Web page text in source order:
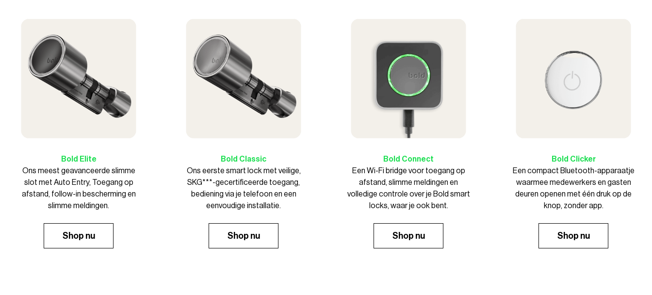
Bold Elite
Ons meest geavanceerde slimme
slot met Auto Entry, Toegang op
afstand, follow-in bescherming en
slimme meldingen.
Shop nu
Bold Classic
Ons eerste smart lock met veilige,
SKG***-gecertificeerde toegang,
bediening via je telefoon en een
eenvoudige installatie.
Shop nu
Bold Connect
Een Wi-Fi bridge voor toegang op
afstand, slimme meldingen en
volledige controle over je Bold smart
locks, waar je ook bent.
Shop nu
Bold Clicker
Een compact Bluetooth-apparaatje
waarmee medewerkers en gasten
deuren openen met één druk op de
knop, zonder app.
Shop nu